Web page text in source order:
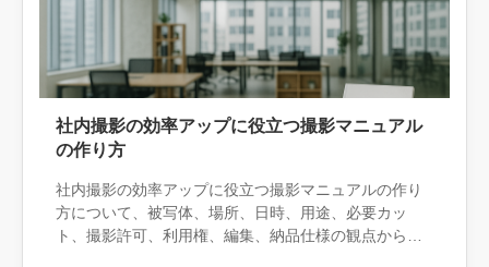
社内撮影の効率アップに役立つ撮影マニュアル
の作り方
社内撮影の効率アップに役立つ撮影マニュアルの作り
方について、被写体、場所、日時、用途、必要カッ
ト、撮影許可、利用権、編集、納品仕様の観点から実